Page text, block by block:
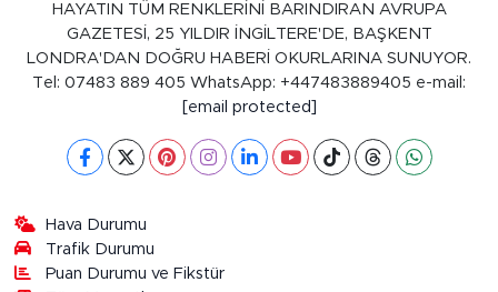
HAYATIN TÜM RENKLERİNİ BARINDIRAN AVRUPA
GAZETESİ, 25 YILDIR İNGİLTERE'DE, BAŞKENT
LONDRA'DAN DOĞRU HABERİ OKURLARINA SUNUYOR.
Tel: 07483 889 405 WhatsApp: +447483889405 e-mail:
[email protected]
Hava Durumu
Trafik Durumu
Puan Durumu ve Fikstür